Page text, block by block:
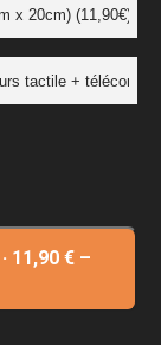
· 11,90 € –